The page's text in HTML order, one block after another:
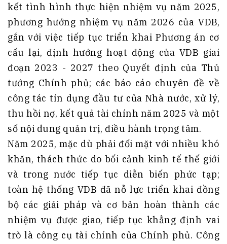
kết tình hình thực hiện nhiệm vụ năm 2025,
phương hướng nhiệm vụ năm 2026 của VDB,
gắn với việc tiếp tục triển khai Phương án cơ
cấu lại, định hướng hoạt động của VDB giai
đoạn 2023 - 2027 theo Quyết định của Thủ
tướng Chính phủ; các báo cáo chuyên đề về
công tác tín dụng đầu tư của Nhà nước, xử lý,
thu hồi nợ, kết quả tài chính năm 2025 và một
số nội dung quản trị, điều hành trọng tâm.
Năm 2025, mặc dù phải đối mặt với nhiều khó
khăn, thách thức do bối cảnh kinh tế thế giới
và trong nước tiếp tục diễn biến phức tạp;
toàn hệ thống VDB đã nỗ lực triển khai đồng
bộ các giải pháp và cơ bản hoàn thành các
nhiệm vụ được giao, tiếp tục khẳng định vai
trò là công cụ tài chính của Chính phủ. Công